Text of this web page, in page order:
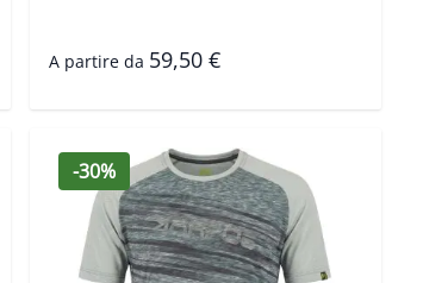
A partire da 59,50 €
-30%